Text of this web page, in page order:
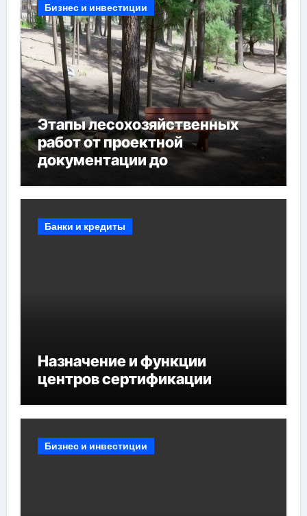
Бизнес и инвестиции
Этапы лесохозяйственных
работ от проектной
документации до
мероприятий и обустройства
Банки и кредиты
Назначение и функции
центров сертификации
Бизнес и инвестиции